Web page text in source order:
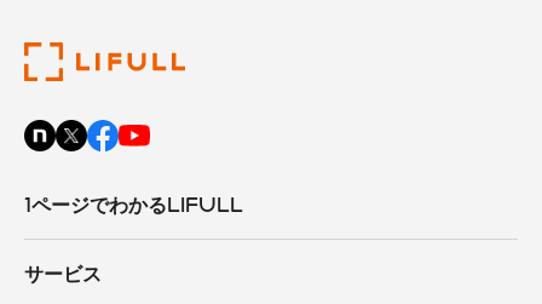
1ページでわかるLIFULL
サービス